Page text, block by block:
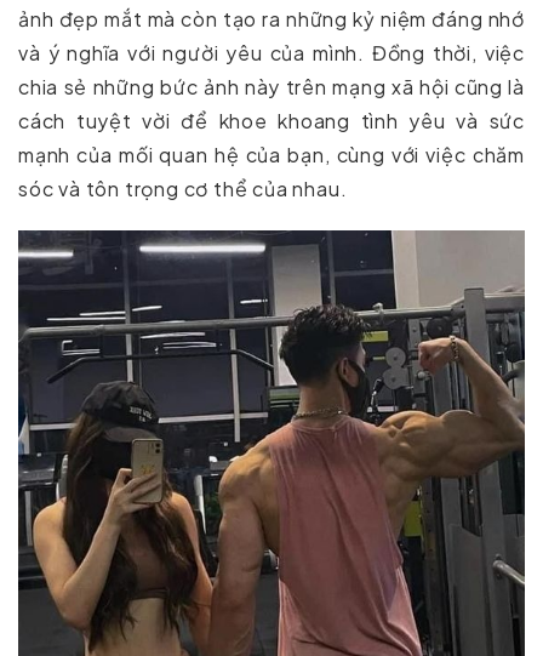
ảnh đẹp mắt mà còn tạo ra những kỷ niệm đáng nhớ
và ý nghĩa với người yêu của mình. Đồng thời, việc
chia sẻ những bức ảnh này trên mạng xã hội cũng là
cách tuyệt vời để khoe khoang tình yêu và sức
mạnh của mối quan hệ của bạn, cùng với việc chăm
sóc và tôn trọng cơ thể của nhau.